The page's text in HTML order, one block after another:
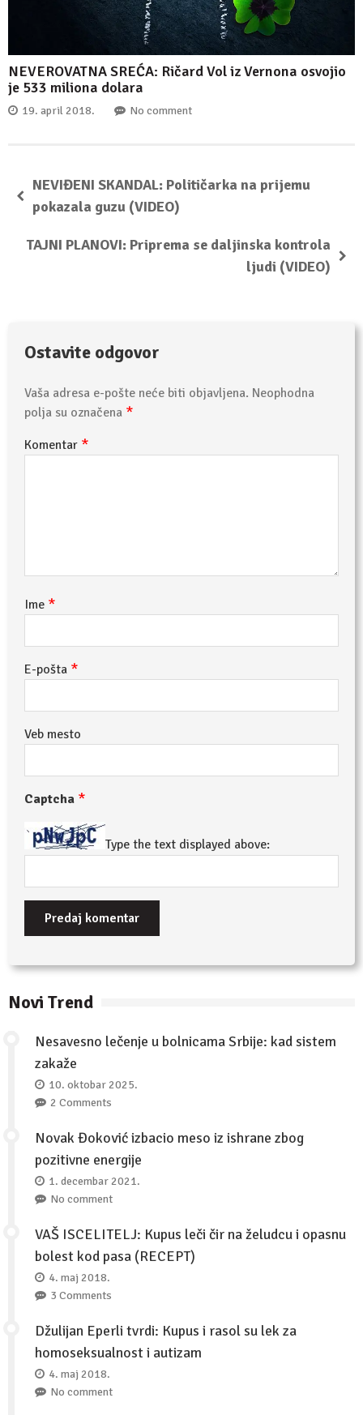
NEVEROVATNA SREĆA: Ričard Vol iz Vernona osvojio
je 533 miliona dolara
19. april 2018. No comment
NEVIĐENI SKANDAL: Političarka na prijemu
pokazala guzu (VIDEO)
TAJNI PLANOVI: Priprema se daljinska kontrola
ljudi (VIDEO)
Ostavite odgovor
Vaša adresa e-pošte neće biti objavljena. Neophodna
polja su označena *
Komentar *
Ime *
E-pošta *
Veb mesto
Captcha *
Type the text displayed above:
Novi Trend
Nesavesno lečenje u bolnicama Srbije: kad sistem
zakaže
10. oktobar 2025.
2 Comments
Novak Đoković izbacio meso iz ishrane zbog
pozitivne energije
1. decembar 2021.
No comment
VAŠ ISCELITELJ: Kupus leči čir na želudcu i opasnu
bolest kod pasa (RECEPT)
4. maj 2018.
3 Comments
Džulijan Eperli tvrdi: Kupus i rasol su lek za
homoseksualnost i autizam
4. maj 2018.
No comment